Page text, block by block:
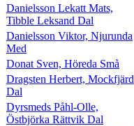
Danielsson Lekatt Mats,
Tibble Leksand Dal
Danielsson Viktor, Njurunda
Med
Donat Sven, Höreda Små
Dragsten Herbert, Mockfjärd
Dal
Dyrsmeds Påhl-Olle,
Östbjörka Rättvik Dal